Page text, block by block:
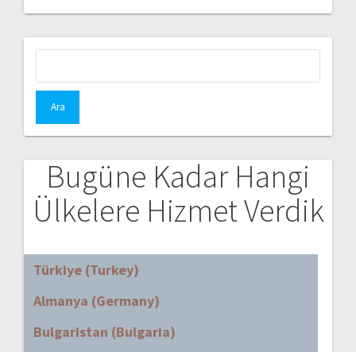
Bugüne Kadar Hangi
Ülkelere Hizmet Verdik
Türkiye (Turkey)
Almanya (Germany)
Bulgaristan (Bulgaria)